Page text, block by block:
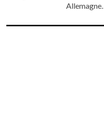
Allemagne…